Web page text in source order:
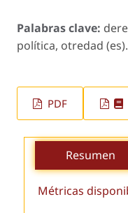
Palabras clave:
política, otredad (es).
PDF
Resumen
Métricas